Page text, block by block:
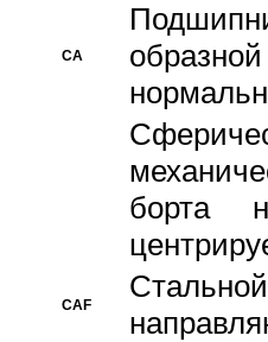
CA
борта
CAF